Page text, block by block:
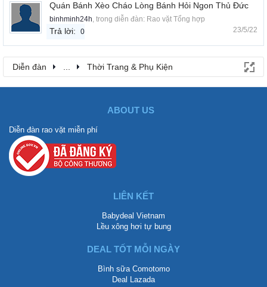
Quán Bánh Xèo Cháo Lòng Bánh Hỏi Ngon Thủ Đức
binhminh24h, trong diễn đàn: Rao vặt Tổng hợp
Trả lời: 0 23/5/22
Diễn đàn ... Thời Trang & Phụ Kiện
ABOUT US
Diễn đàn rao vặt miễn phí
LIÊN KẾT
Babydeal Vietnam
Lều xông hơi tự bung
DEAL TỐT MỖI NGÀY
Bình sữa Comotomo
Deal Lazada